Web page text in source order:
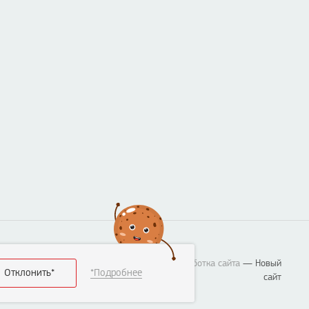
Разработка сайта — Новый
сайт
Отклонить* *Подробнее